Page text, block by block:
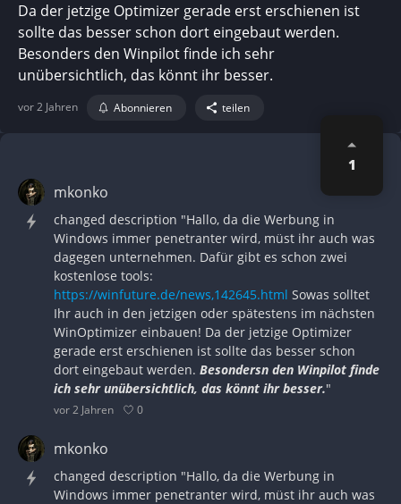
Da der jetzige Optimizer gerade erst erschienen ist
sollte das besser schon dort eingebaut werden.
Besonders den Winpilot finde ich sehr
unübersichtlich, das könnt ihr besser.
vor 2 Jahren Abonnieren teilen
1
mkonko
changed description "Hallo, da die Werbung in
Windows immer penetranter wird, müst ihr auch was
dagegen unternehmen. Dafür gibt es schon zwei
kostenlose tools:
https://winfuture.de/news,142645.html Sowas solltet
Ihr auch in den jetzigen oder spätestens im nächsten
WinOptimizer einbauen! Da der jetzige Optimizer
gerade erst erschienen ist sollte das besser schon
dort eingebaut werden. Besondersn den Winpilot finde
ich sehr unübersichtlich, das könnt ihr besser."
vor 2 Jahren 0
mkonko
changed description "Hallo, da die Werbung in
Windows immer penetranter wird, müst ihr auch was